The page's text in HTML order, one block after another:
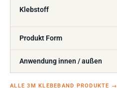
Klebstoff
Produkt Form
Anwendung innen / außen
ALLE 3M KLEBEBAND PRODUKTE →